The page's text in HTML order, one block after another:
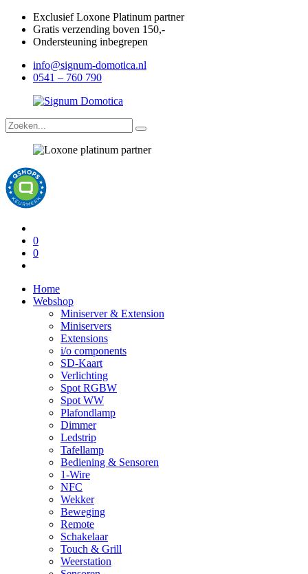
Exclusief Loxone Platinum partner
Gratis verzending boven 150,-
Ondersteuning inbegrepen
info@signum-domotica.nl
0541 – 760 790
0
0
Home
Webshop
Miniserver & Extension
Miniservers
Extensions
i/o components
SD-Kaart
Verlichting
Spot RGBW
Spot WW
Plafondlamp
Dimmer
Ledstrip
Tafellamp
Bediening & Sensoren
1-Wire
NFC
Wekker
Beweging
Remote
Schakelaar
Touch & Grill
Weerstation